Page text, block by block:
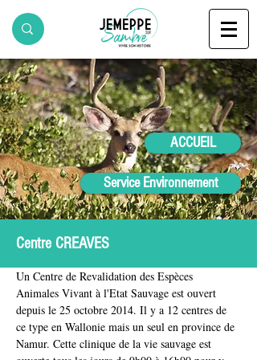
ACCUEIL
Service Environnement
Centre CREAVES
Un Centre de Revalidation des Espèces
Animales Vivant à l'Etat Sauvage est ouvert
depuis le 25 octobre 2014. Il y a 12 centres de
ce type en Wallonie mais un seul en province de
Namur. Cette clinique de la vie sauvage est